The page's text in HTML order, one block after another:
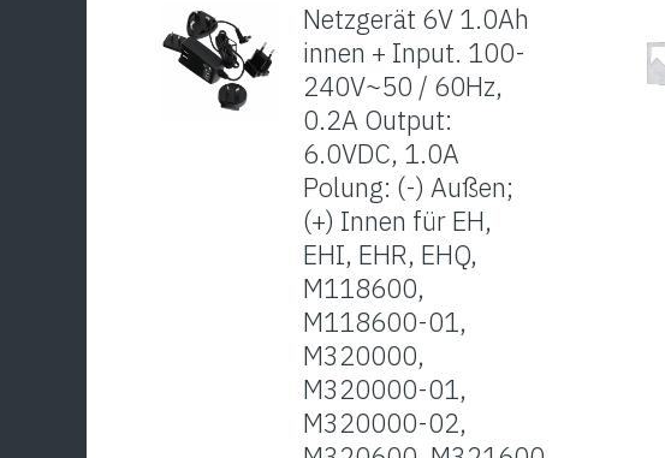
Netzgerät 6V 1.0Ah
innen + Input. 100-
240V~50 / 60Hz,
0.2A Output:
6.0VDC, 1.0A
Polung: (-) Außen;
(+) Innen für EH,
EHI, EHR, EHQ,
M118600,
M118600-01,
M320000,
M320000-01,
M320000-02,